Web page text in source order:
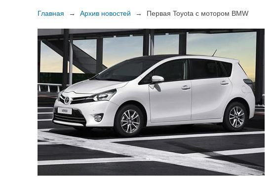
Главная → Архив новостей → Первая Toyota с мотором BMW